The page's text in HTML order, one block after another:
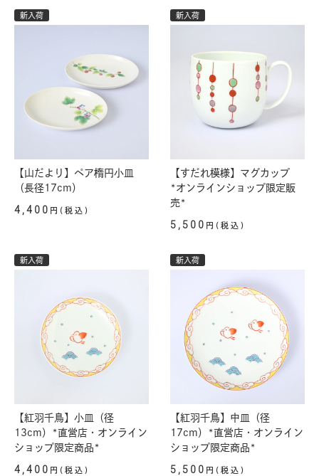
新入荷
【山だより】ペア楕円小皿
（長径17cm）
4,400 円(税込)
新入荷
【すだれ模様】マグカップ
*オンラインショップ限定販
売*
5,500 円(税込)
新入荷
【紅羽千鳥】小皿（径
13cm）*直営店・オンライン
ショップ限定商品*
4,400 円(税込)
新入荷
【紅羽千鳥】中皿（径
17cm）*直営店・オンライン
ショップ限定商品*
5,500 円(税込)